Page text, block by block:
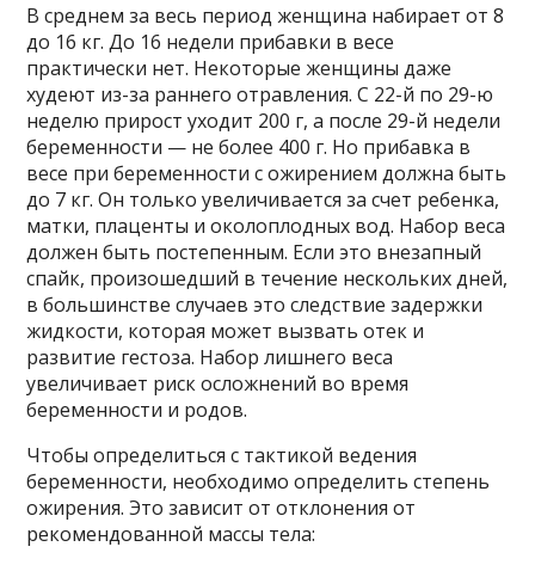
В среднем за весь период женщина набирает от 8
до 16 кг. До 16 недели прибавки в весе
практически нет. Некоторые женщины даже
худеют из-за раннего отравления. С 22-й по 29-ю
неделю прирост уходит 200 г, а после 29-й недели
беременности — не более 400 г. Но прибавка в
весе при беременности с ожирением должна быть
до 7 кг. Он только увеличивается за счет ребенка,
матки, плаценты и околоплодных вод. Набор веса
должен быть постепенным. Если это внезапный
спайк, произошедший в течение нескольких дней,
в большинстве случаев это следствие задержки
жидкости, которая может вызвать отек и
развитие гестоза. Набор лишнего веса
увеличивает риск осложнений во время
беременности и родов.
Чтобы определиться с тактикой ведения
беременности, необходимо определить степень
ожирения. Это зависит от отклонения от
рекомендованной массы тела: